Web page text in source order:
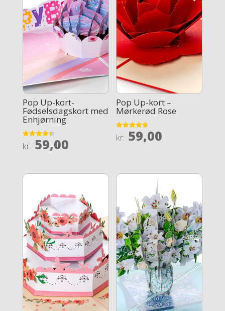
Pop Up-kort-
Fødselsdagskort med
Enhjørning
Rated
4.4
kr. 59,00
Pop Up-kort –
Mørkerød Rose
Rated
4.7
kr. 59,00